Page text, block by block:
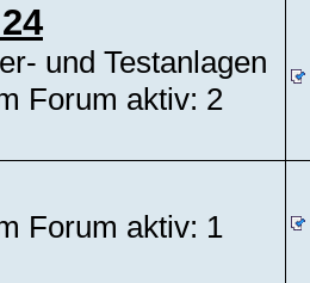
und Testanlagen
Forum aktiv: 2
Forum aktiv: 1